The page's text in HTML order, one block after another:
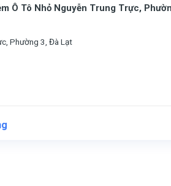
Ô Tô Nhỏ Nguyễn Trung Trực,
Phường 3, Đà Lạt